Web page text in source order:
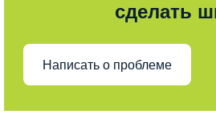
сделать
Написать о проблеме